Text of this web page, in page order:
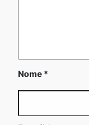
Nome *